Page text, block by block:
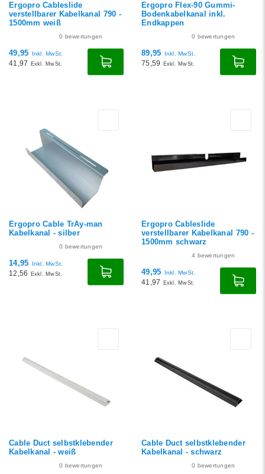
Ergopro Cableslide
verstellbarer Kabelkanal 790 -
1500mm weiß
0 bewertungen
49,95 Inkl. MwSt.
41,97 Exkl. MwSt.
Ergopro Flex-90 Gummi-
Bodenkabelkanal inkl.
Endkappen
0 bewertungen
89,95 Inkl. MwSt.
75,59 Exkl. MwSt.
Ergopro Cable TrAy-man
Kabelkanal - silber
0 bewertungen
14,95 Inkl. MwSt.
12,56 Exkl. MwSt.
Ergopro Cableslide
verstellbarer Kabelkanal 790 -
1500mm schwarz
4 bewertungen
49,95 Inkl. MwSt.
41,97 Exkl. MwSt.
Cable Duct selbstklebender
Kabelkanal - weiß
0 bewertungen
Cable Duct selbstklebender
Kabelkanal - schwarz
0 bewertungen